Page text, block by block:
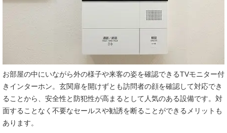
お部屋の中にいながら外の様子や来客の姿を確認できるTVモニター付
きインターホン。玄関扉を開けずとも訪問者の顔を確認して対応でき
ることから、安全性と防犯性が高まるとして人気のある設備です。対
面することなく不要なセールスや勧誘を断ることができるメリットも
あります。